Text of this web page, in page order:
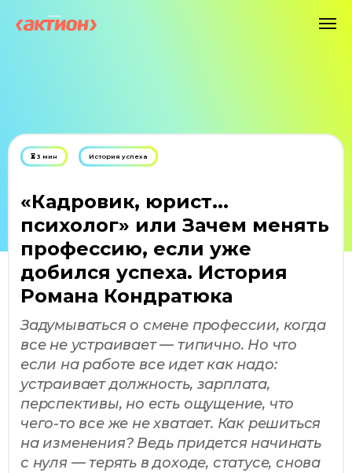
⏳ 3 мин История успеха
«Кадровик, юрист...
психолог» или Зачем менять
профессию, если уже
добился успеха. История
Романа Кондратюка
Задумываться о смене профессии, когда
все не устраивает — типично. Но что
если на работе все идет как надо:
устраивает должность, зарплата,
перспективы, но есть ощущение, что
чего-то все же не хватает. Как решиться
на изменения? Ведь придется начинать
с нуля — терять в доходе, статусе, снова